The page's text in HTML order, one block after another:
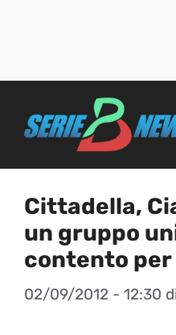
Cittadella,
un gruppo
contento per
02/09/2012 - 12:30